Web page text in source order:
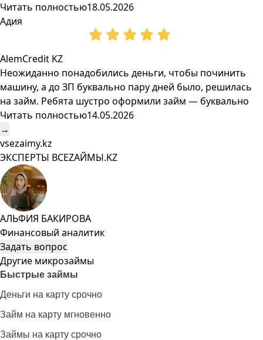
Читать полностью18.05.2026
Адия
AlemCredit KZ
Неожиданно понадобились деньги, чтобы починить
машину, а до ЗП буквально пару дней было, решилась
на займ. Ребята шустро оформили займ — буквально
Читать полностью14.05.2026
→
vsezaimy.kz
ЭКСПЕРТЫ ВСЕZAЙМЫ.KZ
АЛЬФИЯ БАКИРОВА
Финансовый аналитик
Задать вопрос
Другие микрозаймы
Быстрые займы
Деньги на карту срочно
Займ на карту мгновенно
Займы на карту срочно